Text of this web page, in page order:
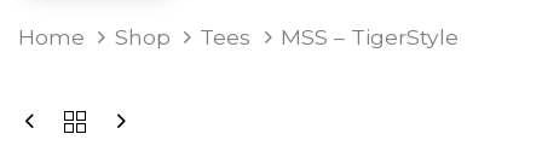
Home Shop Tees MSS – TigerStyle
MSS